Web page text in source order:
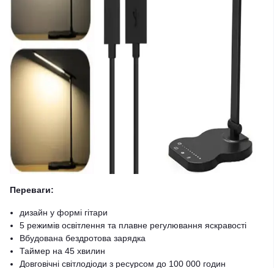
Переваги:
дизайн у формі гітари
5 режимів освітлення та плавне регулювання яскравості
Вбудована бездротова зарядка
Таймер на 45 хвилин
Довговічні світлодіоди з ресурсом до 100 000 годин